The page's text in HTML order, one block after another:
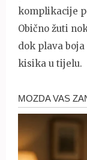
komplikacije
Obično žuti
dok plava
kisika u tijelu.